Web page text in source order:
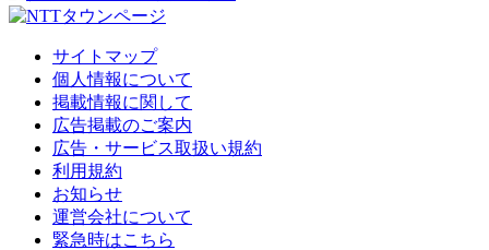
サイトマップ
個人情報について
掲載情報に関して
広告掲載のご案内
広告・サービス取扱い規約
利用規約
お知らせ
運営会社について
緊急時はこちら